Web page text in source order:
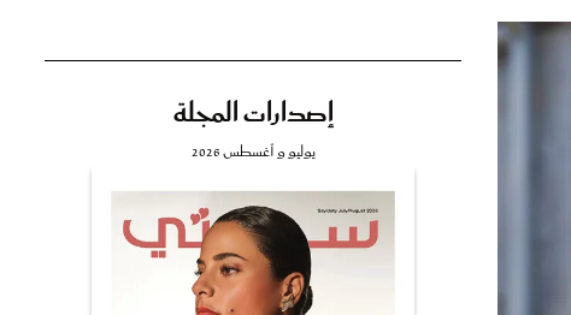
إصدارات المجلة
يوليو و أغسطس 2026